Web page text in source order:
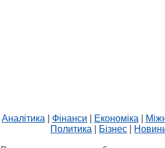
Аналітика Фінанси Економіка
Политика
Бізнес